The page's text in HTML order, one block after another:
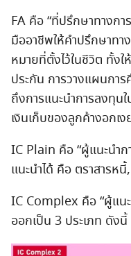
FA คือ “ที่ปรึกษาทางก
มืออาชีพให้คำปรึกษาทา
หมายที่ตั้งไว้ในชีวิต ทั้งใ
ประกัน การวางแผนกา
ถึงการแนะนำการลงทุน
เงินเก็บของลูกค้างอกเง
IC Plain คือ “ผู้แนะนำ
แนะนำได้ คือ ตราสาร
IC Complex คือ “ผู้แน
ออกเป็น 3 ประเภท ดังนี้